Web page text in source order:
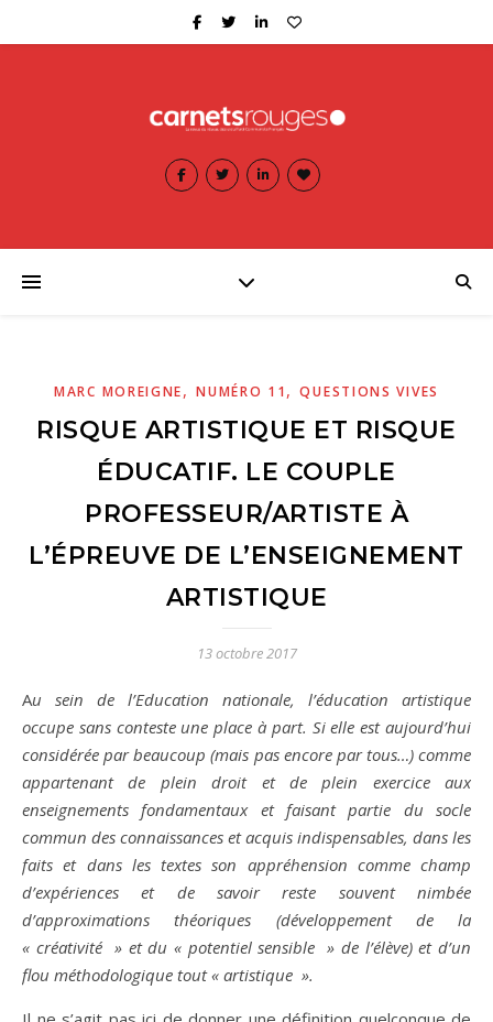
MARC MOREIGNE,NUMÉRO 11,QUESTIONS VIVES
RISQUE ARTISTIQUE ET RISQUE
ÉDUCATIF. LE COUPLE
PROFESSEUR/ARTISTE À
L’ÉPREUVE DE L’ENSEIGNEMENT
ARTISTIQUE
13 octobre 2017
Au sein de l’Education nationale, l’éducation artistique
occupe sans conteste une place à part. Si elle est aujourd’hui
considérée par beaucoup (mais pas encore par tous…) comme
appartenant de plein droit et de plein exercice aux
enseignements fondamentaux et faisant partie du socle
commun des connaissances et acquis indispensables, dans les
faits et dans les textes son appréhension comme champ
d’expériences et de savoir reste souvent nimbée
d’approximations théoriques (développement de la
« créativité » et du « potentiel sensible » de l’élève) et d’un
flou méthodologique tout « artistique ».